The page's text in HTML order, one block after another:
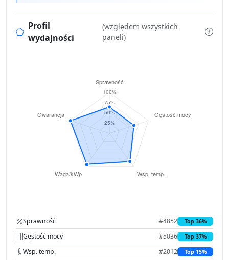
Profil
wydajności
(względem wszystkich
paneli)
Sprawność #4852 Top 36%
Gęstość mocy #5036 Top 37%
Wsp. temp. #2012 Top 15%